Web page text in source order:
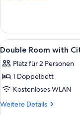
anzeigen
Room
Sea
Alle
Fotos
für
Double
Room
with
4
Double Room with
Platz für 2 Personen
1 Doppelbett
Kostenloses WLAN
Weitere Details
Weitere